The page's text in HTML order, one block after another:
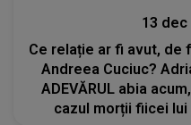
13 dec
Ce relație ar fi avut, de
Andreea Cuciuc?
ADEVĂRUL abia
cazul morții fiicei